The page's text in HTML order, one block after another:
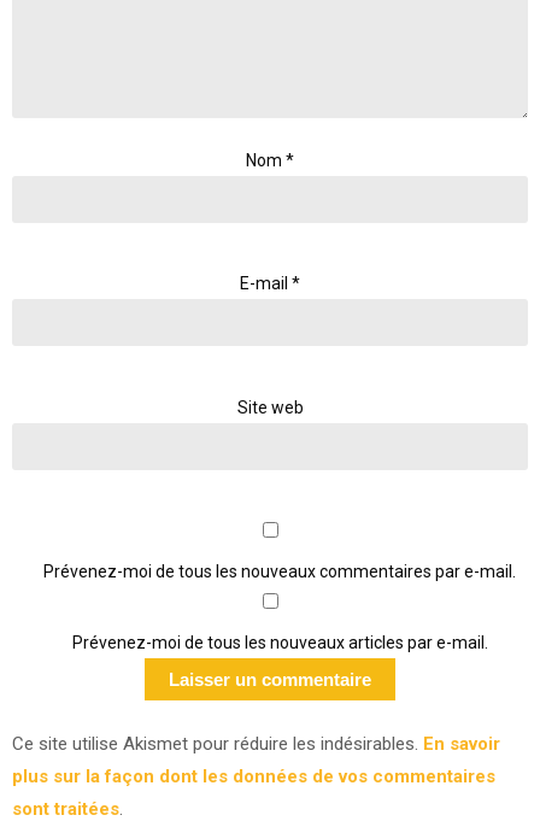
Nom *
E-mail *
Site web
Prévenez-moi de tous les nouveaux commentaires par e-mail.
Prévenez-moi de tous les nouveaux articles par e-mail.
Ce site utilise Akismet pour réduire les indésirables. En savoir
plus sur la façon dont les données de vos commentaires
sont traitées.